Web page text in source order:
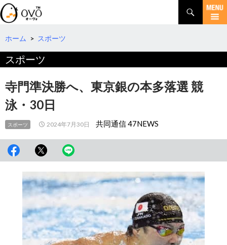
検
索
コ
テ
へ
移
動
ホーム > スポーツ
スポーツ
寺門準決勝へ、東京銀の本多落選 競
泳・30日
スポーツ 2024年7月30日 共同通信 47NEWS